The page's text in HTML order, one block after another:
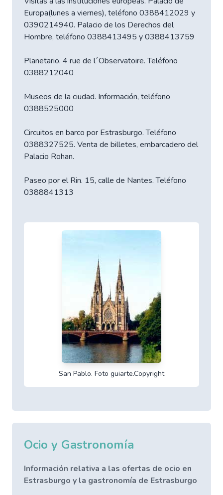
Europa(lunes a viernes), teléfono 0388412029 y
0390214940. Palacio de los Derechos del
Hombre, teléfono 0388413495 y 0388413759
Planetario. 4 rue de l´Observatoire. Teléfono
0388212040
Museos de la ciudad. Información, teléfono
0388525000
Circuitos en barco por Estrasburgo. Teléfono
0388327525. Venta de billetes, embarcadero del
Palacio Rohan.
Paseo por el Rin. 15, calle de Nantes. Teléfono
0388841313
San Pablo. Foto guiarte.Copyright
Ocio y Gastronomía
Información relativa a las ofertas de ocio en
Estrasburgo y la gastronomía de Estrasburgo